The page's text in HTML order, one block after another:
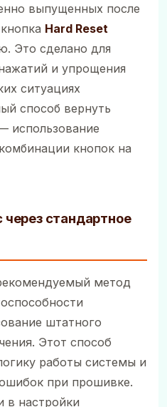
выпущенных после
Hard Reset
Это сделано для
и упрощения
ситуациях
способ вернуть
использование
кнопок на
стандартное
метод
штатного
Этот способ
работы системы и
при прошивке.
в настройки